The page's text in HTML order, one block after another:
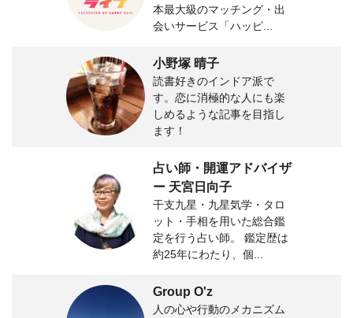
本最大級のマッチング・出
会いサービス「ハッピ...
小野塚 晴子
読書好きのインドア派で
す。恋に消極的な人にも楽
しめるような記事を目指し
ます！
占い師・開運アドバイザ
ー 天宮日向子
干支九星・九星気学・タロ
ット・手相を用いた総合鑑
定を行う占い師。 鑑定歴は
約25年にわたり、個...
Group O'z
人の心や行動のメカニズム